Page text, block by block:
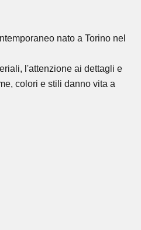
nato a Torino nel
l'attenzione ai dettagli e
colori e stili danno vita a